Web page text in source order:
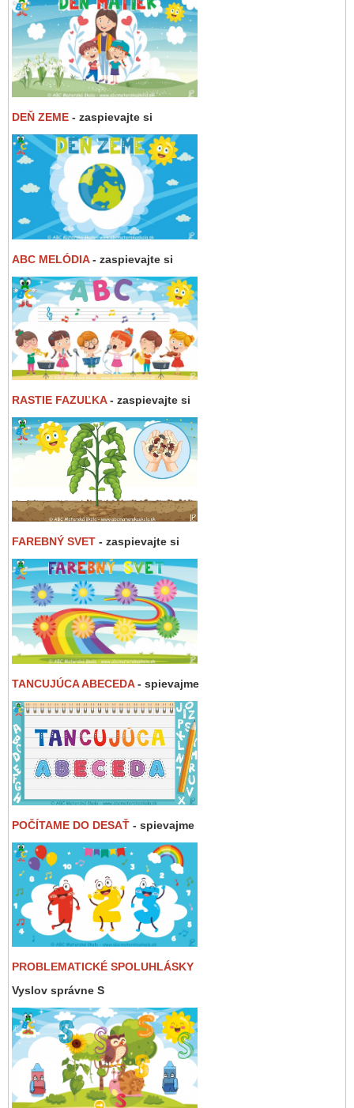
DEŇ ZEME - zaspievajte si
ABC MELÓDIA- zaspievajte si
RASTIE FAZUĽKA- zaspievajte si
FAREBNÝ SVET - zaspievajte si
TANCUJÚCA ABECEDA- spievajme
POČÍTAME DO DESAŤ - spievajme
PROBLEMATICKÉ SPOLUHLÁSKY
Vyslov správne S